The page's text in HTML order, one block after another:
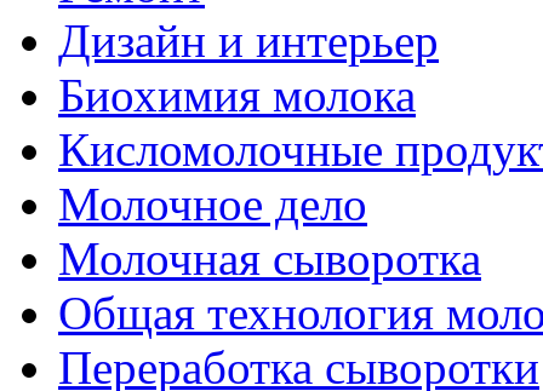
Дизайн и интерьер
Биохимия молока
Кисломолочные
Молочное дело
Молочная сыворотка
Общая технология
Переработка сыворотки